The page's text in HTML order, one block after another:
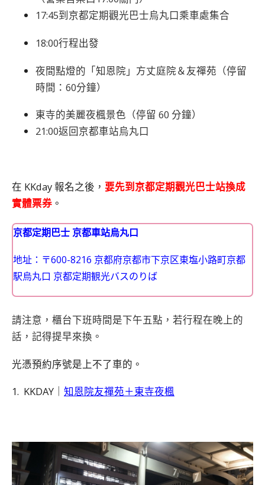
17:45到京都定期觀光巴士烏丸口乘車處集合
18:00行程出發
夜間點燈的「知恩院」方丈庭院＆友禪苑（停留
時間：60分鐘）
東寺的美麗夜楓景色（停留 60 分鐘）
21:00返回京都車站烏丸口
在 KKday 報名之後， 要先到京都定期觀光巴士站換成
實體票券 。
京都定期巴士 京都車站烏丸口
地址：〒600-8216 京都府京都市下京区東塩小路町京都
駅烏丸口 京都定期観光バスのりば
請注意，櫃台下班時間是下午五點，若行程在晚上的
話，記得提早來換。
光憑預約序號是上不了車的。
1. KKDAY｜ 知恩院友禪苑＋東寺夜楓